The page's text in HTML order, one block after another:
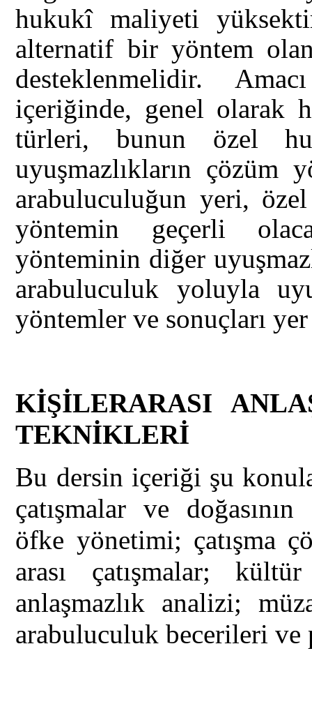
hukukî maliyeti
alternatif bir yöntem
desteklenmelidir.
içeriğinde, genel olarak
türleri, bunun özel
uyuşmazlıkların çözüm
arabuluculuğun yeri,
yöntemin geçerli
yönteminin diğer
arabuluculuk yoluyla
yöntemler ve sonuçları yer
KİŞİLERARASI
TEKNİKLERİ
Bu dersin içeriği şu
çatışmalar ve
öfke yönetimi; çatışma
arası çatışmalar;
anlaşmazlık analizi;
arabuluculuk becerileri ve